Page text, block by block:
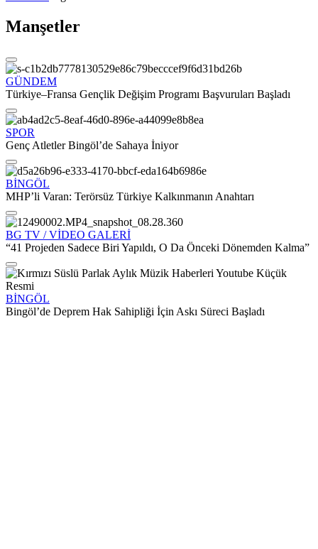
Manşetler
GÜNDEM
Türkiye–Fransa Gençlik Değişim Programı Başvuruları Başladı
SPOR
Genç Atletler Bingöl’de Sahaya İniyor
BİNGÖL
MHP’li Varan: Terörsüz Türkiye Kalkınmanın Anahtarı
BG TV / VİDEO GALERİ
“41 Projeden Sadece Biri Yapıldı, O Da Önceki Dönemden Kalma”
BİNGÖL
Bingöl’de Deprem Hak Sahipliği İçin Askı Süreci Başladı